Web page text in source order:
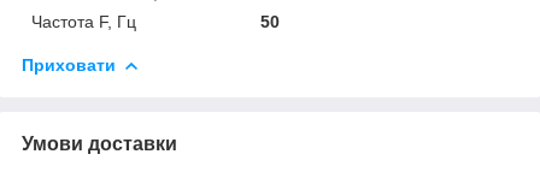
Частота F, Гц
50
Приховати
Умови доставки